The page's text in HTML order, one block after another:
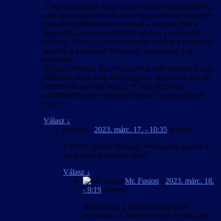
A legvalószínűbb, hogy valami olyan modot használsz,
ami agyonvágja a feliratozó scriptet (esetleg olyan nem
hivatalos játékváltozatot, aminek a tartalma eltér a
legutolsó hivatalos változattól, amihez a magyarítás
készült). Ebben az esetben az alap szövegek magyarok
lesznek, a kiegészítő feliratozás viszont nem fog
működni.
Ahogy a leírás is írja, a magyarítás más modokkal vagy
működik, vagy nem, attól függően, hogy azok melyik
scriptekhez nyúlnak hozzá, és csak egyedileg,
modonkénti kódelemzéssel lehet(ne) kompatibilissé
tenni.
Válasz ↓
zunyiga - 2023. márc. 17. - 10:35 szerint:
Na hát a játékot steam-en vettem meg és csak a
magyaritás lett hozzá rakva
Válasz ↓
Mr. Fusion - 2023. márc. 18.
- 9:19 szerint:
Akkor vagy a játékon változtattak
jelentősen az elmúlt közel tíz évben (nem